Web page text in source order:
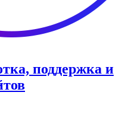
поддержка и